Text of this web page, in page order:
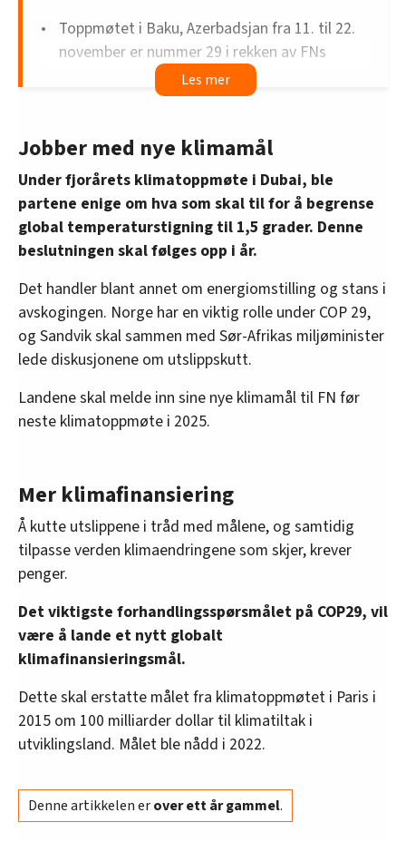
Toppmøtet i Baku, Azerbadsjan fra 11. til 22.
november er nummer 29 i rekken av FNs
klimakonferanser, såkalte COP-møter.
COP er en forkortelse for Conference of the
forhandlingsmøtene mellom land som har
undertegnet FNs klimakonvensjon.
På møtene blir det forhandlet om hvordan
klimakonvensjonens målsettinger skal følges
opp og videreutvikles.
viktig grunnlag for forhandlingene.
Viktige klimatoppmøter: Berlin (1995), Kyoto
(1997), Paris (2015).
Kallbekken (CICERO Senter for klimaforskning) og Bård Lahn (CICERO
Senter for klimaforskning).
Jobber med nye klimamål
Under fjorårets klimatoppmøte i Dubai, ble
partene enige om hva som skal til for å begrense
global temperaturstigning til 1,5 grader. Denne
beslutningen skal følges opp i år.
Det handler blant annet om energiomstilling og stans i
avskogingen. Norge har en viktig rolle under COP 29,
og Sandvik skal sammen med Sør-Afrikas miljøminister
lede diskusjonene om utslippskutt.
Landene skal melde inn sine nye klimamål til FN før
neste klimatoppmøte i 2025.
Mer klimafinansiering
Å kutte utslippene i tråd med målene, og samtidig
tilpasse verden klimaendringene som skjer, krever
penger.
Det viktigste forhandlingsspørsmålet på COP29, vil
være å lande et nytt globalt
klimafinansieringsmål.
Dette skal erstatte målet fra klimatoppmøtet i Paris i
2015 om 100 milliarder dollar til klimatiltak i
utviklingsland. Målet ble nådd i 2022.
Denne artikkelen erover ett år gammel.